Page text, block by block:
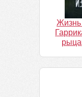
Жизнь